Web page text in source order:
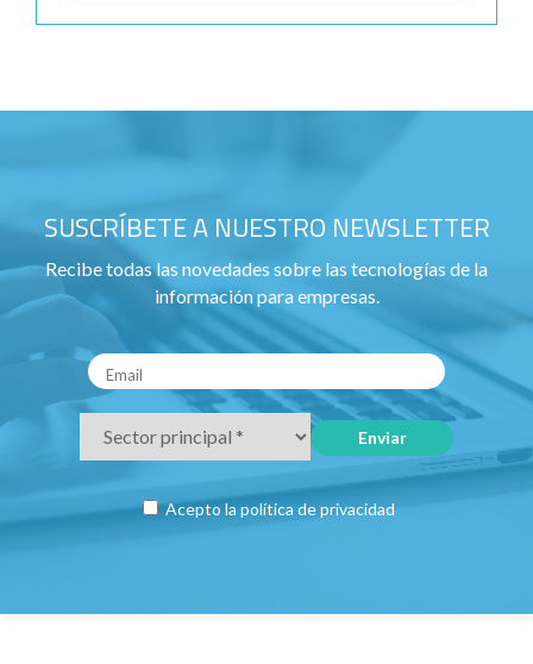
SUSCRÍBETE A NUESTRO NEWSLETTER
Recibe todas las novedades sobre las tecnologías de la
información para empresas.
Acepto la política de privacidad